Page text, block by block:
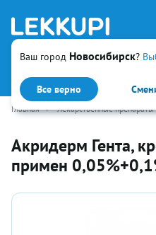
Ваш город Новосибирск?
Все верно
Искать
Главная • Лекарственные препараты
Акридерм Гента,
примен